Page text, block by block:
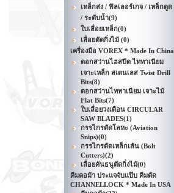
เหล็กส่ง / ฟิลเลอร์เกจ / เหล็กดูด
/ ระดับน้ำ(9)
ใบเลื่อยเหล็ก(0)
เลื่อยตัดกิ่งไม้ (0)
เครื่องมือ VOREX * Made In China
ดอกสว่านไฮสปีด ไททาเนียม
เจาะเหล็ก สเตนเลส Twist Drill
Bits(8)
ดอกสว่านไททาเนียม เจาะไม้
Flat Bits(7)
ใบเลื่อยวงเดือน CIRCULAR
SAW BLADES(1)
กรรไกรตัดโลหะ (Aviation
Snips)(0)
กรรไกรตัดเหล็กเส้น (Bolt
Cutters)(2)
เลื่อยคันธนูตัดกิ่งไม้(0)
คีมคอม้า ประแจจับแป๊บ คีมตัด
CHANNELLOCK * Made In USA